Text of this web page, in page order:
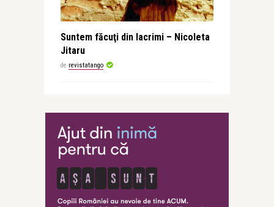
Suntem făcuţi din lacrimi – Nicoleta
Jitaru
de revistatango